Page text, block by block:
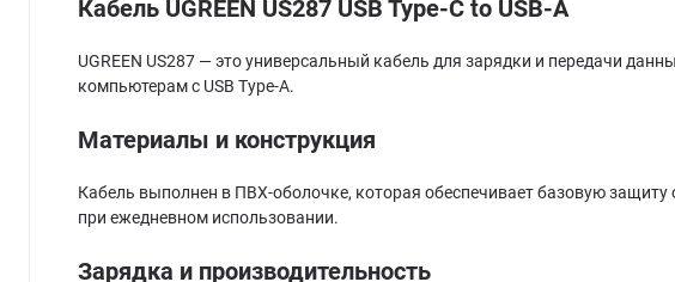
Кабель UGREEN US287 USB Type-C to USB-A
UGREEN US287 — это универсальный кабель для зарядки и передачи
компьютерам с USB Type-A.
Материалы и конструкция
Кабель выполнен в ПВХ-оболочке, которая обеспечивает базовую
при ежедневном использовании.
Зарядка и производительность